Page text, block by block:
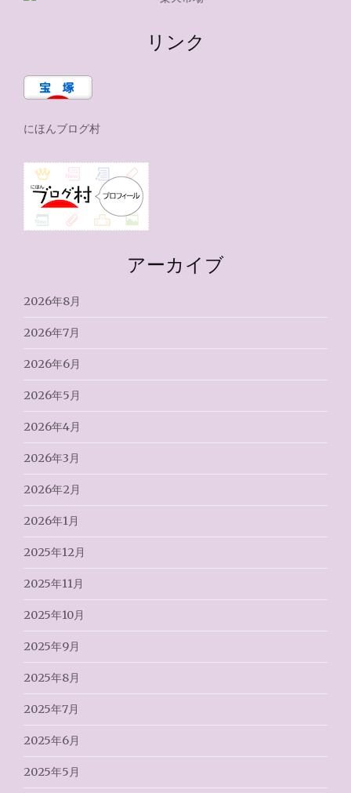
リンク
にほんブログ村
アーカイブ
2026年8月
2026年7月
2026年6月
2026年5月
2026年4月
2026年3月
2026年2月
2026年1月
2025年12月
2025年11月
2025年10月
2025年9月
2025年8月
2025年7月
2025年6月
2025年5月